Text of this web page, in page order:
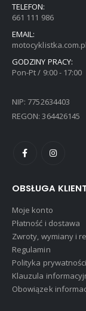
TELEFON:
661 111 986
EMAIL:
GODZINY PRACY:
Pon-Pt / 9:00 - 17:00
NIP: 7752634403
REGON: 364426145
OBSŁUGA
Moje konto
Płatność i dostawa
Zwroty, wymiany i
Regulamin
Polityka prywatności
Klauzula
Obowiązek